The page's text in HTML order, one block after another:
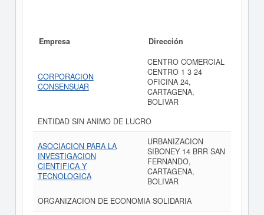
Empresa Dirección
CORPORACION
CONSENSUAR
CENTRO COMERCIAL
CENTRO 1 3 24
OFICINA 24,
CARTAGENA,
BOLIVAR
ENTIDAD SIN ANIMO DE LUCRO
ASOCIACION PARA LA
INVESTIGACION
CIENTIFICA Y
TECNOLOGICA
URBANIZACION
SIBONEY 14 BRR SAN
FERNANDO,
CARTAGENA,
BOLIVAR
ORGANIZACION DE ECONOMIA SOLIDARIA